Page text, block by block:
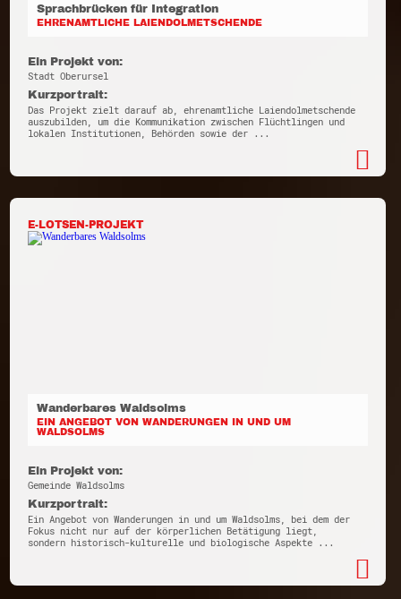
Sprachbrücken für Integration
EHRENAMTLICHE LAIENDOLMETSCHENDE
Ein Projekt von:
Stadt Oberursel
Kurzportrait:
Das Projekt zielt darauf ab, ehrenamtliche Laiendolmetschende
auszubilden, um die Kommunikation zwischen Flüchtlingen und
lokalen Institutionen, Behörden sowie der ...
E-LOTSEN-PROJEKT
Wanderbares Waldsolms
EIN ANGEBOT VON WANDERUNGEN IN UND UM
WALDSOLMS
Ein Projekt von:
Gemeinde Waldsolms
Kurzportrait:
Ein Angebot von Wanderungen in und um Waldsolms, bei dem der
Fokus nicht nur auf der körperlichen Betätigung liegt,
sondern historisch-kulturelle und biologische Aspekte ...